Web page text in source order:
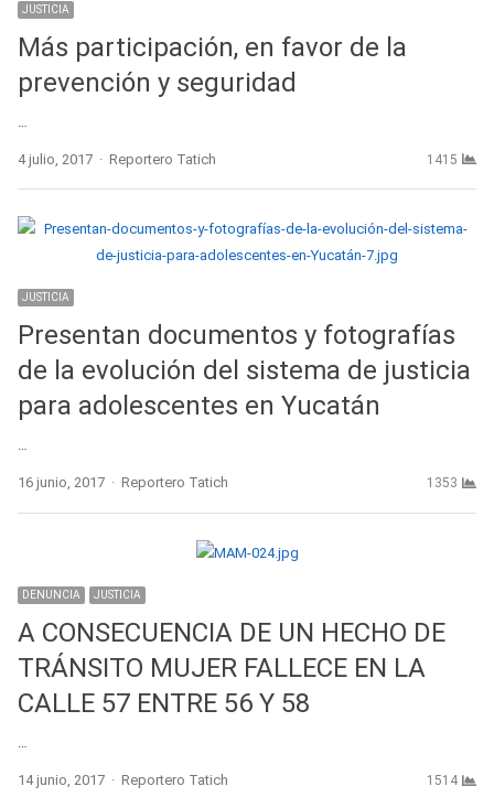
JUSTICIA
Más participación, en favor de la
prevención y seguridad
4 julio, 2017 Author
Reportero Tatich 1415
JUSTICIA
Presentan documentos y fotografías
de la evolución del sistema de justicia
para adolescentes en Yucatán
…
16 junio, 2017 Author
Reportero Tatich 1353
DENUNCIA JUSTICIA
A CONSECUENCIA DE UN HECHO DE
TRÁNSITO MUJER FALLECE EN LA
CALLE 57 ENTRE 56 Y 58
…
14 junio, 2017 Author
Reportero Tatich 1514